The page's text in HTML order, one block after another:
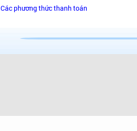
Các phương thức thanh toán